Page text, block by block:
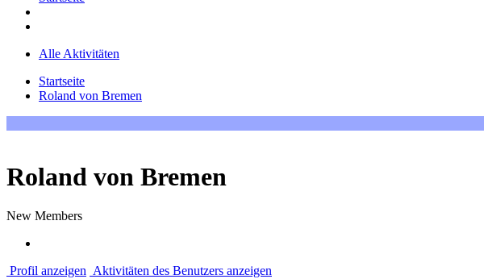
Alle Aktivitäten
Startseite
Roland von Bremen
Roland von Bremen
New Members
Profil anzeigen Aktivitäten des Benutzers anzeigen